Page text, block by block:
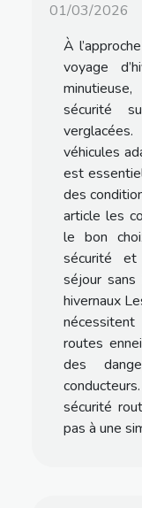
01/03/2026
À
voyage
sécurité
véhicules
est
des
article les
le bon
sécurité
séjour sans
hivernaux
routes
des
sécurité
pas à une